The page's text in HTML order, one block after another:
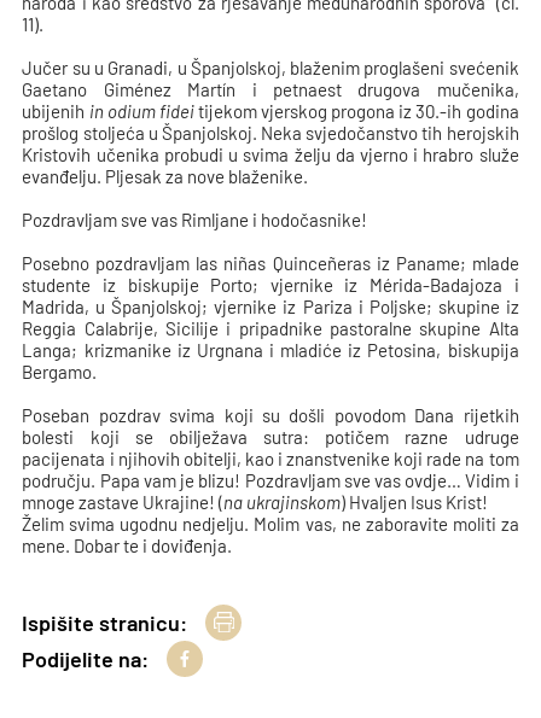
11).
Jučer su u Granadi, u Španjolskoj, blaženim proglašeni svećenik
Gaetano Giménez Martín i petnaest drugova mučenika,
ubijenih in odium fideitijekom vjerskog progona iz 30.-ih godina
prošlog stoljeća u Španjolskoj. Neka svjedočanstvo tih herojskih
Kristovih učenika probudi u svima želju da vjerno i hrabro služe
evanđelju. Pljesak za nove blaženike.
Pozdravljam sve vas Rimljane i hodočasnike!
Posebno pozdravljam las niñas Quinceñeras iz Paname; mlade
studente iz biskupije Porto; vjernike iz Mérida-Badajoza i
Madrida, u Španjolskoj; vjernike iz Pariza i Poljske; skupine iz
Reggia Calabrije, Sicilije i pripadnike pastoralne skupine Alta
Langa; krizmanike iz Urgnana i mladiće iz Petosina, biskupija
Bergamo.
Poseban pozdrav svima koji su došli povodom Dana rijetkih
bolesti koji se obilježava sutra: potičem razne udruge
pacijenata i njihovih obitelji, kao i znanstvenike koji rade na tom
području. Papa vam je blizu! Pozdravljam sve vas ovdje… Vidim i
mnoge zastave Ukrajine! (na ukrajinskom) Hvaljen Isus Krist!
Želim svima ugodnu nedjelju. Molim vas, ne zaboravite moliti za
mene. Dobar te i doviđenja.
Ispišite stranicu:
Podijelite na: